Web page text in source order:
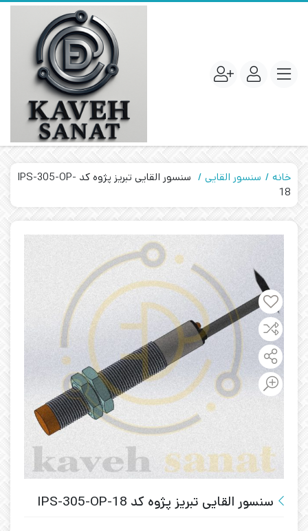
خانه سنسور القایی
سنسور القایی تبریز پژوه کد IPS-305-OP-
18
سنسور القایی تبریز پژوه کد IPS-305-OP-18